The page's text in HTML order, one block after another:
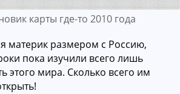
карты где-то 2010 года
материк размером с Россию,
пока изучили всего лишь
этого мира. Сколько всего им